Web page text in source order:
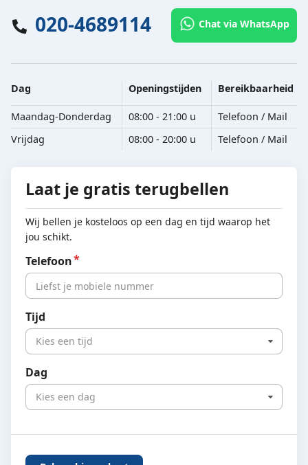
020-4689114 Chat via WhatsApp
Dag Openingstijden Bereikbaarheid
Maandag-Donderdag 08:00 - 21:00 u
Telefoon / Mail
Vrijdag
08:00 - 20:00 u Telefoon / Mail
Laat je gratis terugbellen
Wij bellen je kosteloos op een dag en tijd waarop het
jou schikt.
Telefoon
Tijd
Kies een tijd
Dag
Kies een dag